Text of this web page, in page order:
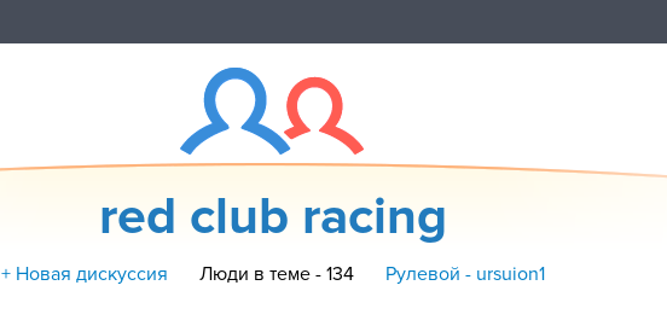
red club racing
+ Новая дискуссия Люди в теме - 134 Рулевой - ursuion1